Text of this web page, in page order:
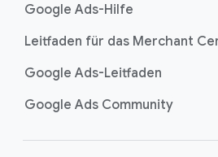
Google Ads-Hilfe
Leitfaden für das Merchant
Google Ads-Leitfaden
Google Ads Community